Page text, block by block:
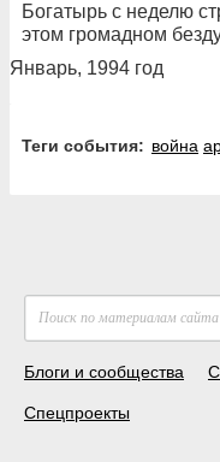
Богатырь с неделю
этом громадном
Январь, 1994 год
Теги события: война
Блоги и сообщества
Спецпроекты